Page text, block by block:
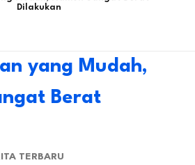
Dilakukan
yang Mudah,
Berat
TERBARU